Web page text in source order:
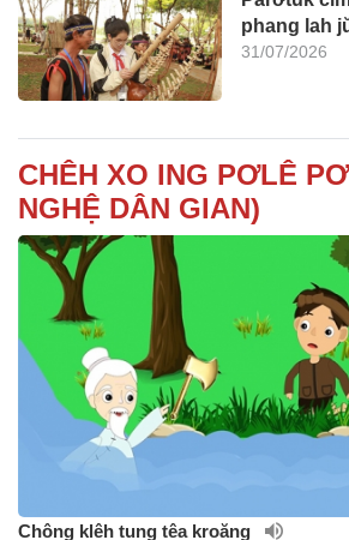
phang lah
31/07/2026
CHÊH XO ING PƠLÊ
NGHỆ DÂN GIAN)
Chông klêh tung têa kroăng